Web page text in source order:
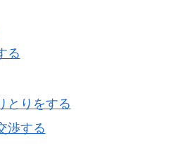
る
とりをする
渉する